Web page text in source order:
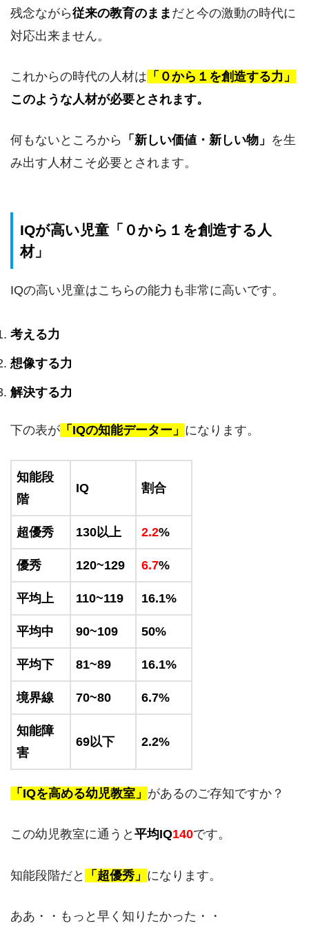
残念ながら従来の教育のまま だと今の激動の時代に
対応出来ません。
これからの時代の人材は 「０から１を創造する力」
このような人材が必要とされます。
何もないところから 「新しい価値・新しい物」 を生
み出す人材こそ必要とされます。
IQが高い児童「０から１を創造する人
材」
IQの高い児童はこちらの能力も非常に高いです。
考える力
想像する力
解決する力
下の表が 「IQの知能データー」 になります。
知能段
階
IQ 割合
超優秀 130以上 2.2%
優秀 120~129 6.7%
平均上 110~119 16.1%
平均中 90~109 50%
平均下 81~89 16.1%
境界線 70~80 6.7%
知能障
害
69以下 2.2%
「IQを高める幼児教室」 があるのご存知ですか？
この幼児教室に通うと 平均IQ140です。
知能段階だと 「超優秀」 になります。
ああ・・もっと早く知りたかった・・